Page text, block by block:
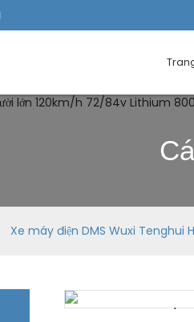
Xe máy điện DMS Wuxi